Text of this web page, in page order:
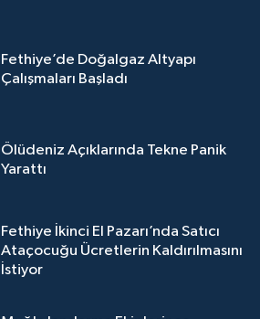
Fethiye’de Doğalgaz Altyapı
Çalışmaları Başladı
Ölüdeniz Açıklarında Tekne Panik
Yarattı
Fethiye İkinci El Pazarı’nda Satıcı
Ataçocuğu Ücretlerin Kaldırılmasını
İstiyor